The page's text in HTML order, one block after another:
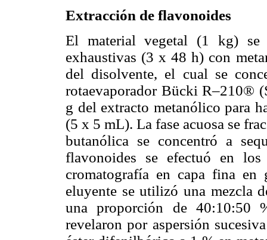
Extracción de flavonoides
El material vegetal (1 kg) se
exhaustivas (3 x 48 h) con
del disolvente, el cual se
rotaevaporador Bücki R–210®
g del extracto metanólico para
(5 x 5 mL). La fase acuosa se
butanólica se concentró a
flavonoides se efectuó en
cromatografía en capa fina
eluyente se utilizó una mezcla
una proporción de 40:10:50
revelaron por aspersión